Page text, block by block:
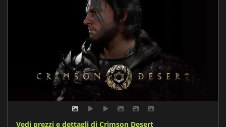
Vedi prezzi e dettagli di Crimson Desert